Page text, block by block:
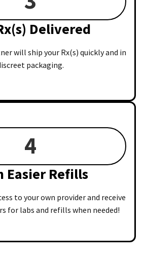
Delivered
will ship your Rx(s) quickly and in
packaging.
4
Easier Refills
to your own provider and receive
for labs and refills when needed!